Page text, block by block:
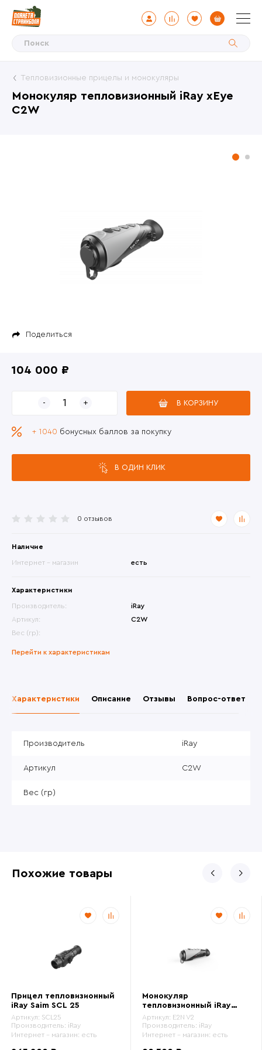
Монокуляр тепловизионный iRay xEye
C2W
Тепловизионные прицелы и монокуляры
Поделиться
0 отзывов
Наличие
Интернет - магазин есть
Характеристики
Производитель:
iRay
Артикул:
C2W
Вес (гр):
Перейти к характеристикам
104 000 ₽
В КОРЗИНУ
+ 1040 бонусных баллов за покупку
В ОДИН КЛИК
Характеристики Описание Отзывы Вопрос-ответ
Производитель iRay
Артикул C2W
Вес (гр)
Похожие товары
Прицел тепловизионный
iRay Saim SCL 25
Артикул: SCL25
Производитель: iRay
Интернет - магазин: есть
Монокуляр
тепловизионный iRay
xEye E2N v2
Артикул: E2N V2
Производитель: iRay
Интернет - магазин: есть